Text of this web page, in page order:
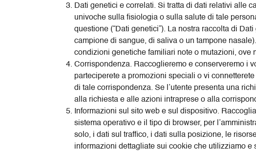
Dati genetici e correlati. Si tratta di dati relativi alle
univoche sulla fisiologia o sulla salute di tale
questione (“Dati genetici”). La nostra raccolta di
campione di sangue, di saliva o un tampone
condizioni genetiche familiari note o mutazioni, ove
Corrispondenza. Raccoglieremo e conserveremo i
parteciperete a promozioni speciali o vi
di tale corrispondenza. Se l’utente presenta una
alla richiesta e alle azioni intraprese o alla
Informazioni sul sito web e sul dispositivo.
sistema operativo e il tipo di browser, per
solo, i dati sul traffico, i dati sulla posizione, le
informazioni dettagliate sui cookie che utilizziamo